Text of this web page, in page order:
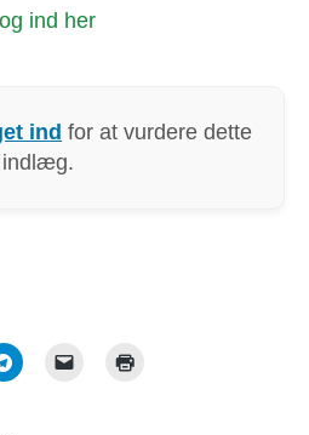
ind her
ind for at vurdere dette
indlæg.